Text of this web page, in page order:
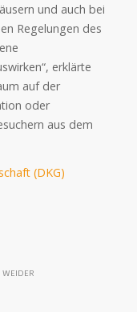
und auch bei
Regelungen des
erklärte
auf der
oder
aus dem
(DKG)
WEIDER